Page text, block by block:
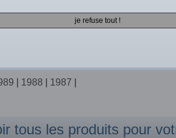
modèle(s)
1988 1987
tous les produits pour